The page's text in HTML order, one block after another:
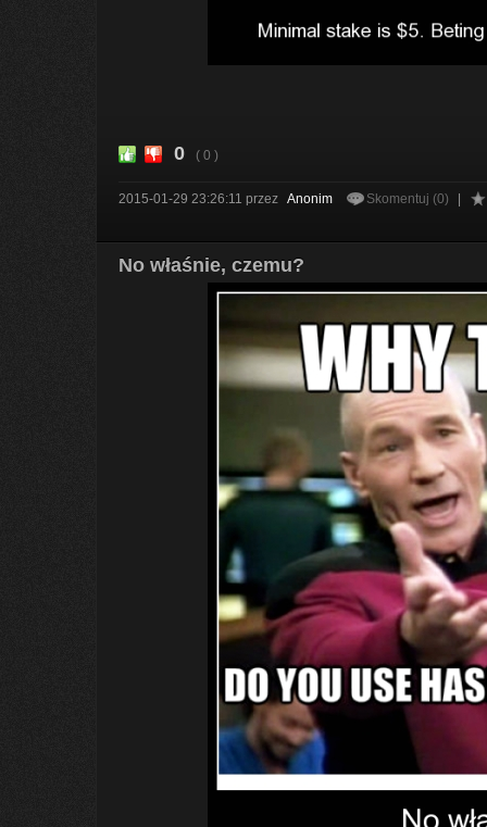
0 ( 0 )
2015-01-29 23:26:11 przez Anonim Skomentuj (0)
No właśnie, czemu?